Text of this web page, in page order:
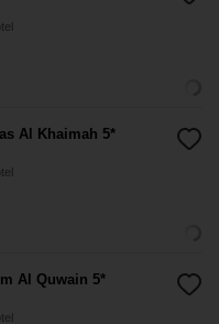
Al Khaimah 5*
Al Quwain 5*